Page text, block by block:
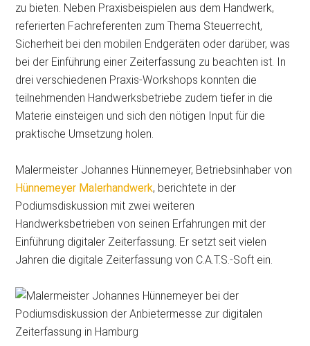
zu bieten. Neben Praxisbeispielen aus dem Handwerk,
referierten Fachreferenten zum Thema Steuerrecht,
Sicherheit bei den mobilen Endgeräten oder darüber, was
bei der Einführung einer Zeiterfassung zu beachten ist. In
drei verschiedenen Praxis-Workshops konnten die
teilnehmenden Handwerksbetriebe zudem tiefer in die
Materie einsteigen und sich den nötigen Input für die
praktische Umsetzung holen.
Malermeister Johannes Hünnemeyer, Betriebsinhaber von
Hünnemeyer Malerhandwerk, berichtete in der
Podiumsdiskussion mit zwei weiteren
Handwerksbetrieben von seinen Erfahrungen mit der
Einführung digitaler Zeiterfassung. Er setzt seit vielen
Jahren die digitale Zeiterfassung von C.A.T.S.-Soft ein.